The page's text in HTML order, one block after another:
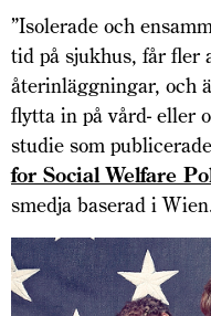
”Isolerade och
tid på sjukhus, får fler
återinläggningar, och
flytta in på vård- eller
studie som
for Social Welfare
smedja baserad i